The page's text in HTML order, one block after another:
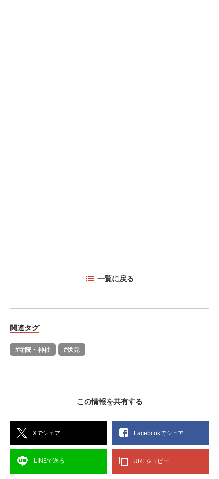
一覧に戻る
関連タグ
#寺院・神社 #伏見
この情報を共有する
Xでシェア Facebookでシェア
LINEで送る URLをコピー